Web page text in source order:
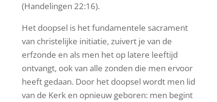
(Handelingen 22:16).
Het doopsel is het fundamentele sacrament
van christelijke initiatie, zuivert je van de
erfzonde en als men het op latere leeftijd
ontvangt, ook van alle zonden die men ervoor
heeft gedaan. Door het doopsel wordt men lid
van de Kerk en opnieuw geboren: men begint